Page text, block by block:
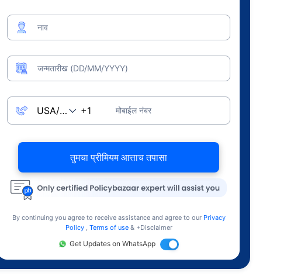
नाव
जन्मतारीख (DD/MM/YYYY)
मोबाईल नंबर
तुमचा प्रीमियम आत्ताच तपासा
By continuing you agree to receive assistance and agree to our Privacy
Policy
Terms of use & +Disclaimer
Get Updates on WhatsApp